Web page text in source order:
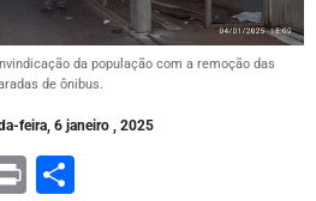
da população com a remoção das
de ônibus.
feira, 6 janeiro , 2025
Print